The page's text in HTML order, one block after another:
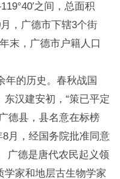
之间，总面积
，广德市下辖3个街
末，广德市户籍人口
年的历史。春秋战国
汉建安初，“策已平定
德县，县名意在标榜
8月，经国务院批准同意
广德是唐代农民起义领
学家和地层古生物学家